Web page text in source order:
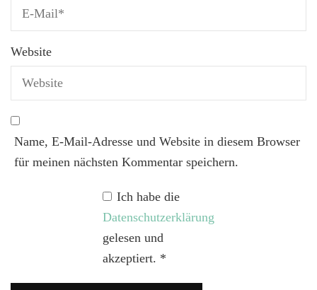
Website
Name, E-Mail-Adresse und Website in diesem Browser
für meinen nächsten Kommentar speichern.
Ich habe die
Datenschutzerklärung
gelesen und
akzeptiert. *